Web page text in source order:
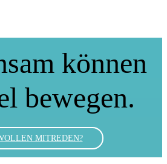
können
bewegen.
MITREDEN?